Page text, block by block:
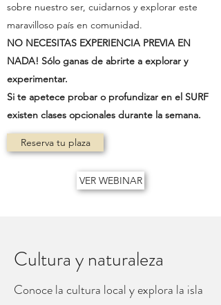
sobre nuestro ser, cuidarnos y explorar este
maravilloso país en comunidad.
NO NECESITAS EXPERIENCIA PREVIA EN
NADA! Sólo ganas de abrirte a explorar y
experimentar.
Si te apetece probar o profundizar en el SURF
existen clases opcionales durante la semana.
Reserva tu plaza
VER WEBINAR
Cultura y naturaleza
Conoce la cultura local y explora la isla